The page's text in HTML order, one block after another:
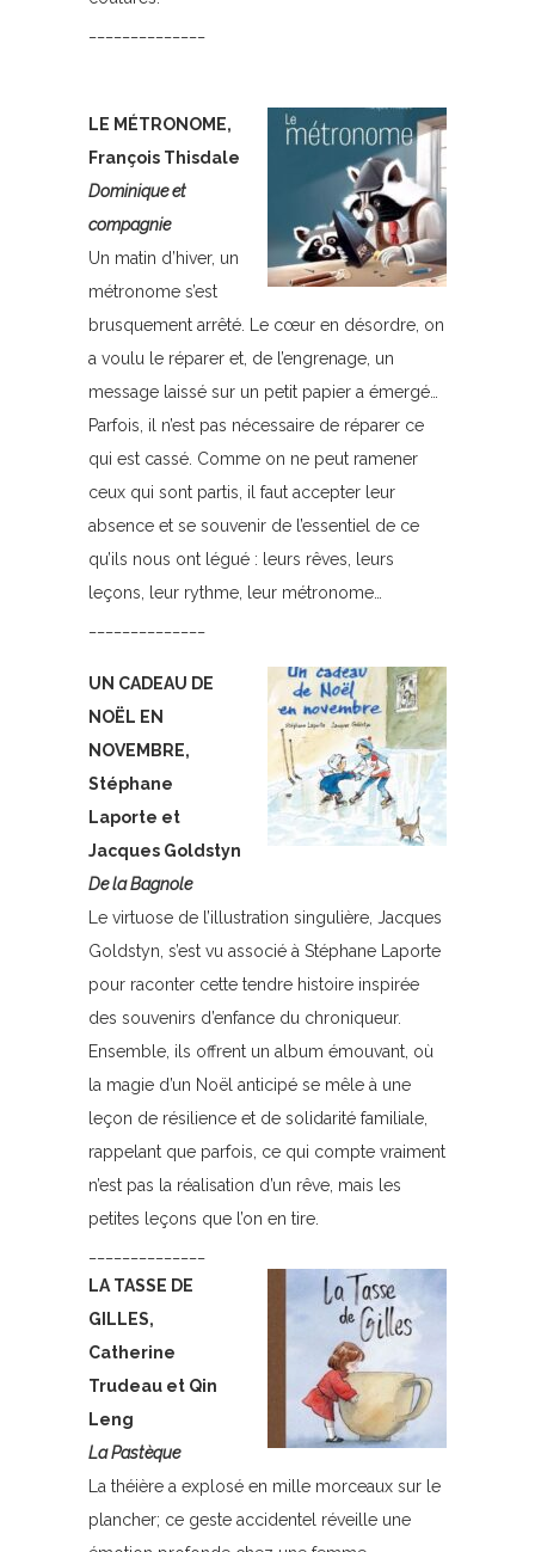
LE MÉTRONOME,
François Thisdale
Dominique et
compagnie
Un matin d’hiver, un
métronome s’est
brusquement arrêté. Le cœur en désordre, on
a voulu le réparer et, de l’engrenage, un
message laissé sur un petit papier a émergé…
Parfois, il n’est pas nécessaire de réparer ce
qui est cassé. Comme on ne peut ramener
ceux qui sont partis, il faut accepter leur
absence et se souvenir de l’essentiel de ce
qu’ils nous ont légué : leurs rêves, leurs
leçons, leur rythme, leur métronome…
UN CADEAU DE
NOËL EN
NOVEMBRE,
Stéphane
Laporte et
Jacques Goldstyn
De la Bagnole
Le virtuose de l’illustration singulière, Jacques
Goldstyn, s’est vu associé à Stéphane Laporte
pour raconter cette tendre histoire inspirée
des souvenirs d’enfance du chroniqueur.
Ensemble, ils offrent un album émouvant, où
la magie d’un Noël anticipé se mêle à une
leçon de résilience et de solidarité familiale,
rappelant que parfois, ce qui compte vraiment
n’est pas la réalisation d’un rêve, mais les
petites leçons que l’on en tire.
LA TASSE DE
GILLES,
Catherine
Trudeau et Qin
Leng
La Pastèque
La théière a explosé en mille morceaux sur le
plancher; ce geste accidentel réveille une